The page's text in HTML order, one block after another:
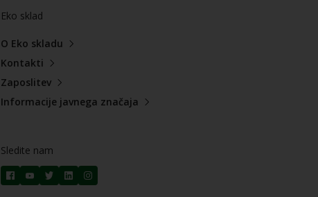
Eko sklad
O Eko skladu
Kontakti
Zaposlitev
Informacije javnega značaja
Sledite nam